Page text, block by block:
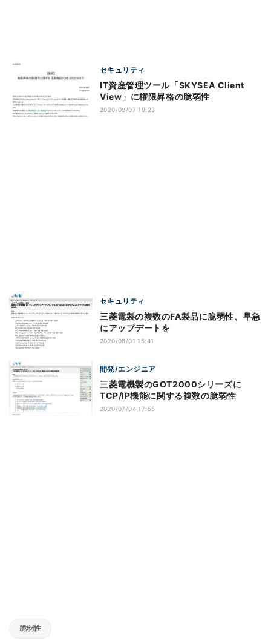
セキュリティ
IT資産管理ツール「SKYSEA Client
View」に権限昇格の脆弱性
2020/08/07 19:23
セキュリティ
三菱電製の複数のFA製品に脆弱性、早急
にアップデートを
2020/08/01 15:41
開発/エンジニア
三菱電機製のGOT2000シリーズに
TCP/IP機能に関する複数の脆弱性
2020/07/04 17:55
脆弱性